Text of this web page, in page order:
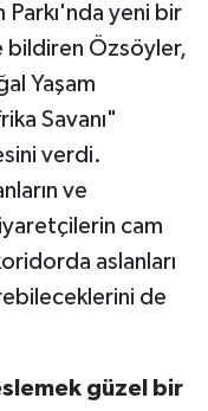
Parkı'nda yeni bir
bildiren Özsöyler,
Yaşam
Savanı"
verdi.
ve
cam
aslanları
de
güzel bir